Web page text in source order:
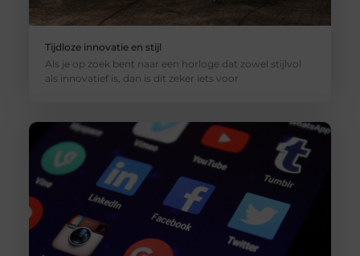
Tijdloze innovatie en stijl
Als je op zoek bent naar een horloge dat zowel stijlvol
als innovatief is, dan is dit zeker iets voor